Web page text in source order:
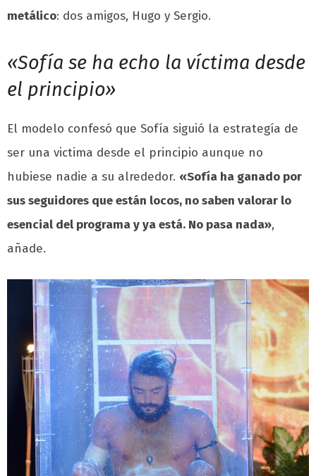
metálico: dos amigos, Hugo y Sergio.
«Sofía se ha echo la víctima desde
el principio»
El modelo confesó que Sofía siguió la estrategía de
ser una victima desde el principio aunque no
hubiese nadie a su alrededor. «Sofía ha ganado por
sus seguidores que están locos, no saben valorar lo
esencial del programa y ya está. No pasa nada»,
añade.